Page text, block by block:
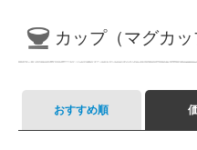
カップ（マグカ
おすすめ順